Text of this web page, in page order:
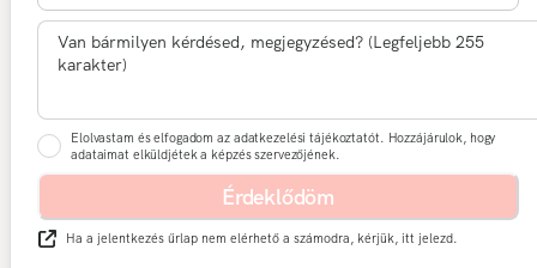
Elolvastam és elfogadom az adatkezelési tájékoztatót. Hozzájárulok, hogy
adataimat elküldjétek a képzés szervezőjének.
Érdeklődöm
Ha a jelentkezés űrlap nem elérhető a számodra, kérjük, itt jelezd.